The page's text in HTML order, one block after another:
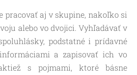
pracovať aj v skupine, nakoľko si
alebo vo dvojici. Vyhľadávať v
podstatné i prídavné
a zapisovať ich vo
s pojmami, ktoré básne